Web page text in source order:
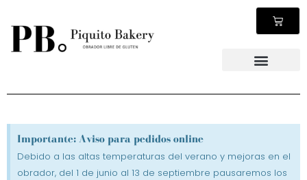
Importante: Aviso para pedidos online
Debido a las altas temperaturas del verano y mejoras en el
obrador, del 1 de junio al 13 de septiembre pausaremos los